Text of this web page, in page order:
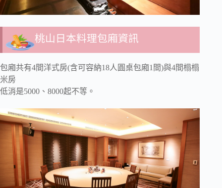
桃山日本料理包廂資訊
包廂共有4間洋式房(含可容納18人圓桌包廂1間)與4間榻榻
米房
低消是5000、8000起不等。